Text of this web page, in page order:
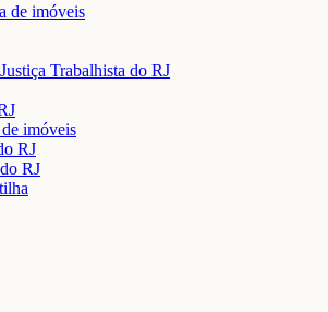
de imóveis
Trabalhista do RJ
imóveis
RJ
RJ